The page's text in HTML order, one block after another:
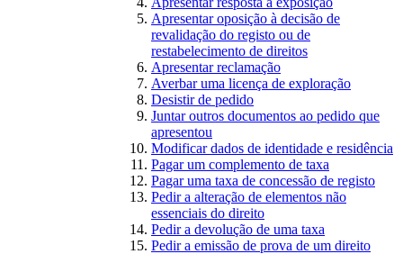
Apresentar oposição à decisão de
revalidação do registo ou de
restabelecimento de direitos
Apresentar reclamação
Averbar uma licença de exploração
Desistir de pedido
Juntar outros documentos ao pedido que
apresentou
Modificar dados de identidade e residência
Pagar um complemento de taxa
Pagar uma taxa de concessão de registo
Pedir a alteração de elementos não
essenciais do direito
Pedir a devolução de uma taxa
Pedir a emissão de prova de um direito